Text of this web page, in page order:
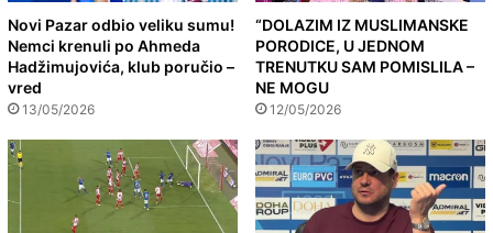
Novi Pazar odbio veliku sumu!
Nemci krenuli po Ahmeda
Hadžimujovića, klub poručio –
vred
13/05/2026
“DOLAZIM IZ MUSLIMANSKE
PORODICE, U JEDNOM
TRENUTKU SAM POMISLILA –
NE MOGU
12/05/2026